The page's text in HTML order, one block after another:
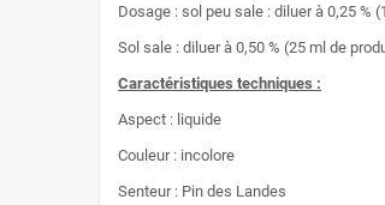
Dosage : sol peu sale : diluer à 0,25 %
Sol sale : diluer à 0,50 % (25 ml de
Caractéristiques techniques :
Aspect : liquide
Couleur : incolore
Senteur : Pin des Landes